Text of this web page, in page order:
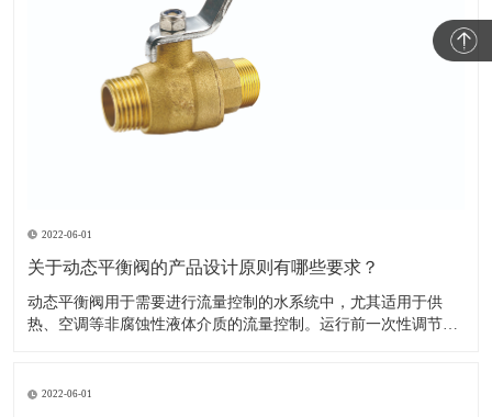
2022-06-01
关于动态平衡阀的产品设计原则有哪些要求？
​动态平衡阀用于需要进行流量控制的水系统中，尤其适用于供
热、空调等非腐蚀性液体介质的流量控制。运行前一次性调节，
系统调节性能。2、选用时可参考（主要外型尺寸及性能参数
2022-06-01